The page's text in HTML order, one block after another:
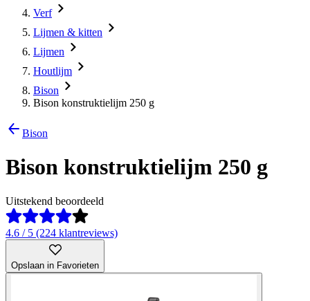
Verf
Lijmen & kitten
Lijmen
Houtlijm
Bison
Bison konstruktielijm 250 g
Bison
Bison konstruktielijm 250 g
Uitstekend beoordeeld
4.6 / 5 (224 klantreviews)
Opslaan in Favorieten